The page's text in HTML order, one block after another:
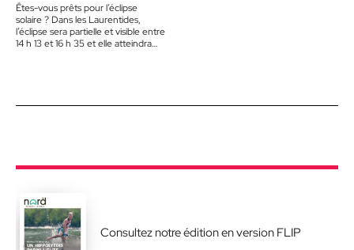
Êtes-vous prêts pour l’éclipse
solaire ? Dans les Laurentides,
l’éclipse sera partielle et visible entre
14 h 13 et 16 h 35 et elle atteindra
Consultez notre édition en version FLIP